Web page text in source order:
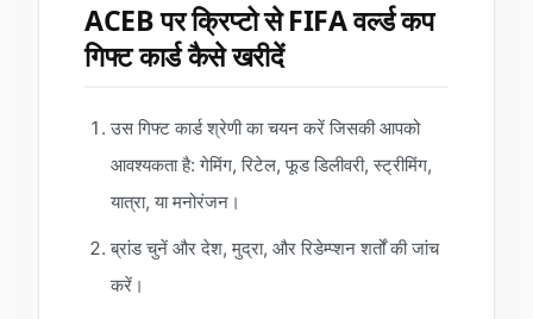
ACEB पर क्रिप्टो से FIFA वर्ल्ड कप
गिफ्ट कार्ड कैसे खरीदें
उस गिफ्ट कार्ड श्रेणी का चयन करें जिसकी आपको
आवश्यकता है: गेमिंग, रिटेल, फूड डिलीवरी, स्ट्रीमिंग,
यात्रा, या मनोरंजन।
ब्रांड चुनें और देश, मुद्रा, और रिडेम्प्शन शर्तों की जांच
करें।